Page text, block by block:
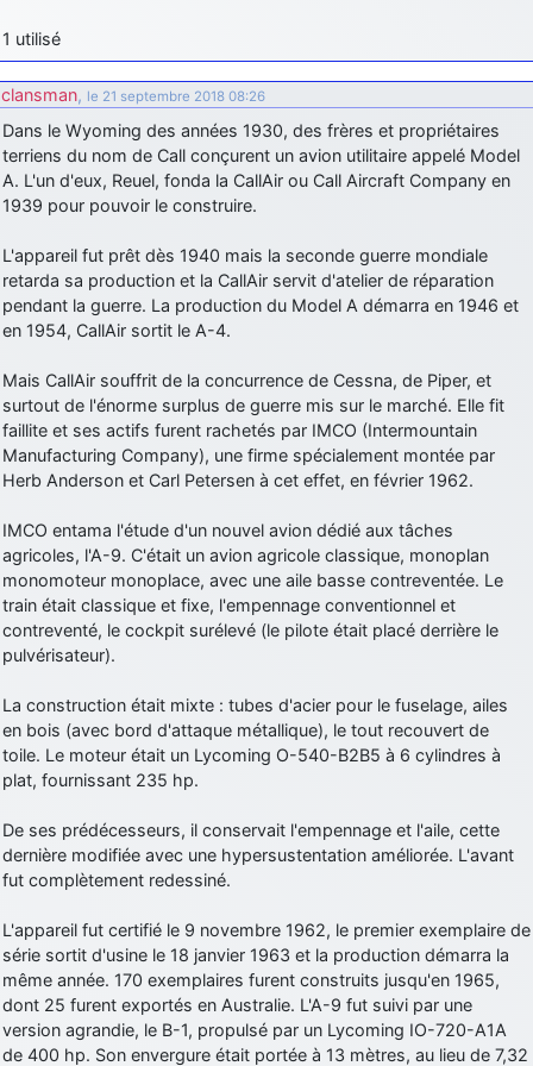
d9pouces
comme le Prytanée dans la Sarthe, ça ne peut pas faire de mal !
d9pouces: C'est plutôt après le lycée, voire après une prépa
scientifique, tu as donc encore un peu de temps devant toi
yaellerigolow: bonjour a tous je suis un élève de première
passionnée par l'aviation militaire , pourrais je savoir que faire après
d9pouces : lesquels, par exemple ?
mahmoud : bonsoir, très instructif ce site .mais nous aimerions avoir
les photo des anciens appareils de l'armée de l'air de la haute -volta
jericho: Pour moi tout est à nouveau OK dirait-on… Merci à toi.
d9pouces: En espérant n’avoir coupé les accessoires de personne
au passage !
un peu mieux
d9pouces: cette fois, c'est le Brésil et Singapour qui mettent le site
par terre
jericho : Ah ben je peux te confirmer que j'étais resté dans le filtre…
manifestement
tout voir
1 utilisé
clansman, le 21 septembre 2018 08:26
Dans le Wyoming des années 1930, des frères et propriétaires
terriens du nom de Call conçurent un avion utilitaire appelé Model
A. L'un d'eux, Reuel, fonda la CallAir ou Call Aircraft Company en
1939 pour pouvoir le construire.
L'appareil fut prêt dès 1940 mais la seconde guerre mondiale
retarda sa production et la CallAir servit d'atelier de réparation
pendant la guerre. La production du Model A démarra en 1946 et
en 1954, CallAir sortit le A-4.
Mais CallAir souffrit de la concurrence de Cessna, de Piper, et
surtout de l'énorme surplus de guerre mis sur le marché. Elle fit
faillite et ses actifs furent rachetés par IMCO (Intermountain
Manufacturing Company), une firme spécialement montée par
Herb Anderson et Carl Petersen à cet effet, en février 1962.
IMCO entama l'étude d'un nouvel avion dédié aux tâches
agricoles, l'A-9. C'était un avion agricole classique, monoplan
monomoteur monoplace, avec une aile basse contreventée. Le
train était classique et fixe, l'empennage conventionnel et
contreventé, le cockpit surélevé (le pilote était placé derrière le
pulvérisateur).
La construction était mixte : tubes d'acier pour le fuselage, ailes
en bois (avec bord d'attaque métallique), le tout recouvert de
toile. Le moteur était un Lycoming O-540-B2B5 à 6 cylindres à
plat, fournissant 235 hp.
De ses prédécesseurs, il conservait l'empennage et l'aile, cette
dernière modifiée avec une hypersustentation améliorée. L'avant
fut complètement redessiné.
L'appareil fut certifié le 9 novembre 1962, le premier exemplaire de
série sortit d'usine le 18 janvier 1963 et la production démarra la
même année. 170 exemplaires furent construits jusqu'en 1965,
dont 25 furent exportés en Australie. L'A-9 fut suivi par une
version agrandie, le B-1, propulsé par un Lycoming IO-720-A1A
de 400 hp. Son envergure était portée à 13 mètres, au lieu de 7,32